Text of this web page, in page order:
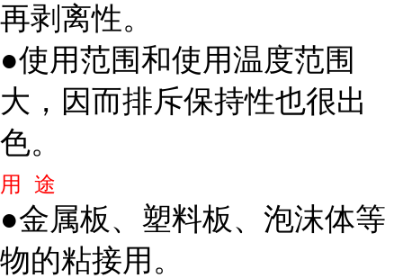
再剥离性。
●使用范围和使用温度范围
大，因而排斥保持性也很出
色。
用 途
●金属板、塑料板、泡沫体等
物的粘接用。